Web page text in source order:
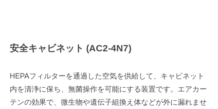
安全キャビネット (AC2-4N7)
HEPAフィルターを通過した空気を供給して、キャビネット
内を清浄に保ち、無菌操作を可能にする装置です。エアカー
テンの効果で、微生物や遺伝子組換え体などが外に漏れませ